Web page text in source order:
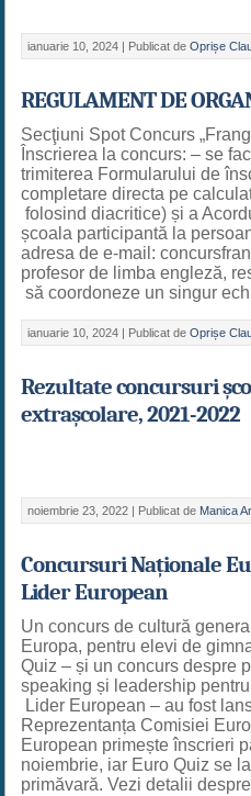
ianuarie 10, 2024 | Publicat de Oprișe
REGULAMENT DE
Secţiuni Spot Concurs
Înscrierea la concurs: – se
trimiterea Formularului de
completare directa pe
folosind diacritice) și a
școala participantă la
adresa de e-mail:
profesor de limba engleză,
să coordoneze un singur
ianuarie 10, 2024 | Publicat de Oprișe
Rezultate concursuri
extrașcolare, 2021-2022
noiembrie 23, 2022 | Publicat de Manica
Concursuri Naționale
Lider European
Un concurs de cultură
Europa, pentru elevi de
Quiz – și un concurs despre
speaking și leadership
Lider European – au fost
Reprezentanța Comisiei
European primește înscrieri
noiembrie, iar Euro Quiz se
primăvară. Vezi detalii